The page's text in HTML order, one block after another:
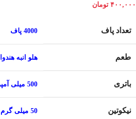
۴۰۰,۰۰۰ تومان
تعداد پاف 4000 پاف
طعم هلو انبه
باتری 500 میلی آمپر
نیکوتین 50 میلی گرم